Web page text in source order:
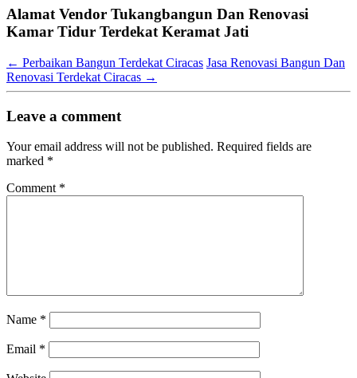
Alamat Vendor Tukangbangun Dan Renovasi
Kamar Tidur Terdekat Keramat Jati
← Perbaikan Bangun Terdekat Ciracas Jasa Renovasi Bangun Dan
Renovasi Terdekat Ciracas →
Leave a comment
Your email address will not be published. Required fields are
marked *
Comment *
Name *
Email *